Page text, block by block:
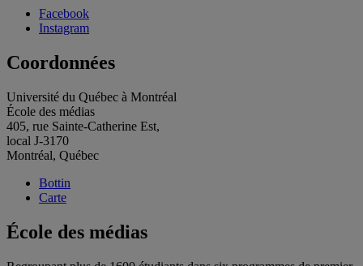
Facebook
Instagram
Coordonnées
Université du Québec à Montréal
École des médias
405, rue Sainte-Catherine Est,
local J-3170
Montréal, Québec
Bottin
Carte
École des médias